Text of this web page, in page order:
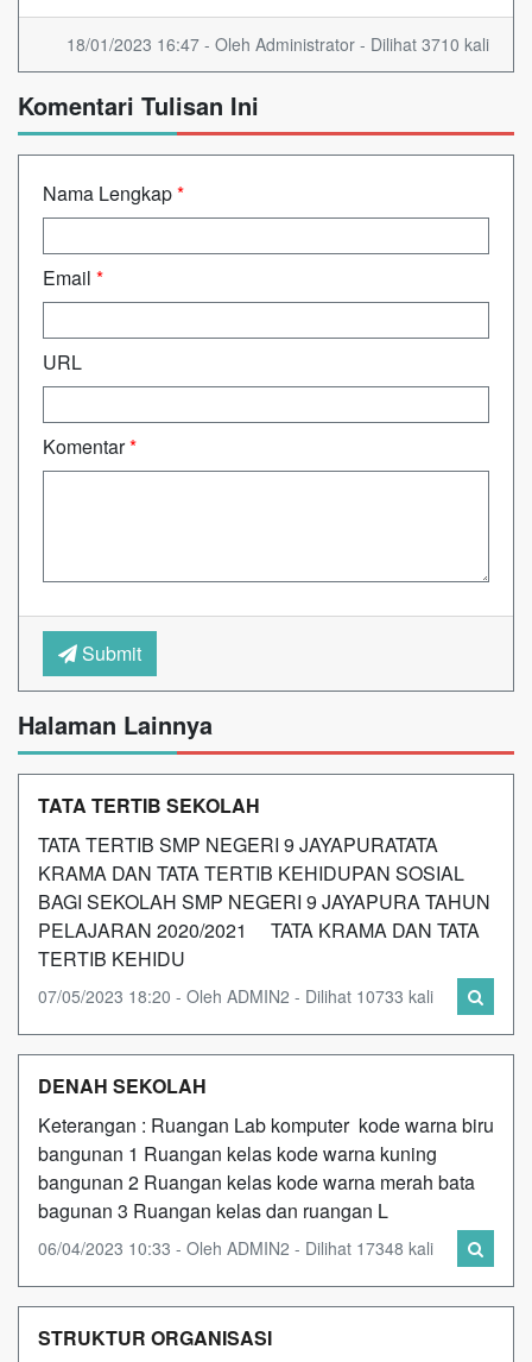
18/01/2023 16:47 - Oleh Administrator - Dilihat 3710 kali
Komentari Tulisan Ini
Nama Lengkap*
Email *
URL
Komentar*
Submit
Halaman Lainnya
TATA TERTIB SEKOLAH
TATA TERTIB SMP NEGERI 9 JAYAPURATATA
KRAMA DAN TATA TERTIB KEHIDUPAN SOSIAL
BAGI SEKOLAH SMP NEGERI 9 JAYAPURA TAHUN
PELAJARAN 2020/2021 TATA KRAMA DAN TATA
TERTIB KEHIDU
07/05/2023 18:20 - Oleh ADMIN2 - Dilihat 10733 kali
DENAH SEKOLAH
Keterangan : Ruangan Lab komputer kode warna biru
bangunan 1 Ruangan kelas kode warna kuning
bangunan 2 Ruangan kelas kode warna merah bata
bagunan 3 Ruangan kelas dan ruangan L
06/04/2023 10:33 - Oleh ADMIN2 - Dilihat 17348 kali
STRUKTUR ORGANISASI